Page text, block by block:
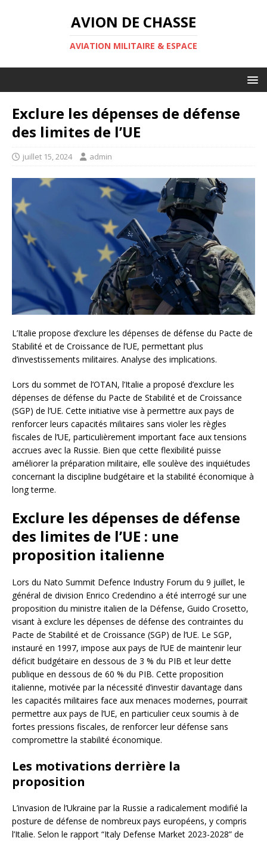
AVION DE CHASSE
AVIATION MILITAIRE & ESPACE
Exclure les dépenses de défense
des limites de l’UE
juillet 15, 2024 admin
L’Italie propose d’exclure les dépenses de défense du Pacte de
Stabilité et de Croissance de l’UE, permettant plus
d’investissements militaires. Analyse des implications.
Lors du sommet de l’OTAN, l’Italie a proposé d’exclure les
dépenses de défense du Pacte de Stabilité et de Croissance
(SGP) de l’UE. Cette initiative vise à permettre aux pays de
renforcer leurs capacités militaires sans violer les règles
fiscales de l’UE, particulièrement important face aux tensions
accrues avec la Russie. Bien que cette flexibilité puisse
améliorer la préparation militaire, elle soulève des inquiétudes
concernant la discipline budgétaire et la stabilité économique à
long terme.
Exclure les dépenses de défense
des limites de l’UE : une
proposition italienne
Lors du Nato Summit Defence Industry Forum du 9 juillet, le
général de division Enrico Credendino a été interrogé sur une
proposition du ministre italien de la Défense, Guido Crosetto,
visant à exclure les dépenses de défense des contraintes du
Pacte de Stabilité et de Croissance (SGP) de l’UE. Le SGP,
instauré en 1997, impose aux pays de l’UE de maintenir leur
déficit budgétaire en dessous de 3 % du PIB et leur dette
publique en dessous de 60 % du PIB. Cette proposition
italienne, motivée par la nécessité d’investir davantage dans
les capacités militaires face aux menaces modernes, pourrait
permettre aux pays de l’UE, en particulier ceux soumis à de
fortes pressions fiscales, de renforcer leur défense sans
compromettre la stabilité économique.
Les motivations derrière la
proposition
L’invasion de l’Ukraine par la Russie a radicalement modifié la
posture de défense de nombreux pays européens, y compris
l’Italie. Selon le rapport “Italy Defense Market 2023-2028” de